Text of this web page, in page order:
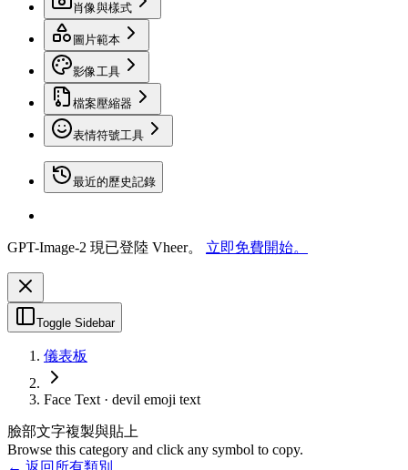
肖像與樣式
圖片範本
影像工具
檔案壓縮器
表情符號工具
最近的歷史記錄
GPT-Image-2 現已登陸 Vheer。 立即免費開始。
Toggle Sidebar
儀表板
Face Text · devil emoji text
臉部文字複製與貼上
Browse this category and click any symbol to copy.
← 返回所有類別